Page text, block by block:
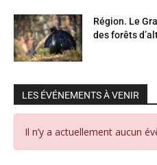
Région. Le
des forêts
LES ÉVÉNEMENTS À VENIR
Il n’y a actuellement aucun